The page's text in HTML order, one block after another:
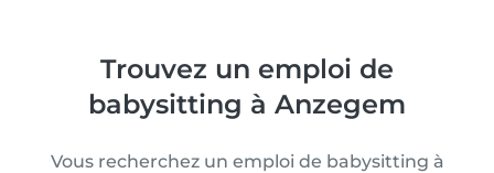
Trouvez un emploi de
babysitting à Anzegem
Vous recherchez un emploi de babysitting à